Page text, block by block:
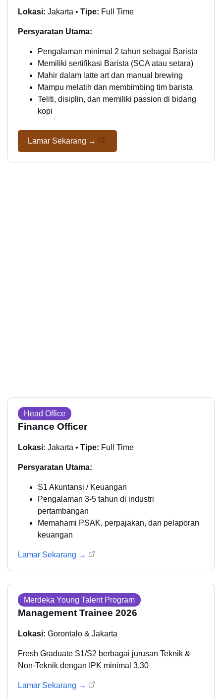
Lokasi: Jakarta • Tipe: Full Time
Persyaratan Utama:
Pengalaman minimal 2 tahun sebagai Barista
Memiliki sertifikasi Barista (SCA atau setara)
Mahir dalam latte art dan manual brewing
Mampu melatih dan membimbing tim barista
Teliti, disiplin, dan memiliki passion di bidang
kopi
Lamar Sekarang →
Head Office
Finance Officer
Lokasi: Jakarta • Tipe: Full Time
Persyaratan Utama:
S1 Akuntansi / Keuangan
Pengalaman 3-5 tahun di industri
pertambangan
Memahami PSAK, perpajakan, dan pelaporan
keuangan
Lamar Sekarang →
Merdeka Young Talent Program
Management Trainee 2026
Lokasi: Gorontalo & Jakarta
Fresh Graduate S1/S2 berbagai jurusan Teknik &
Non-Teknik dengan IPK minimal 3.30
Lamar Sekarang →